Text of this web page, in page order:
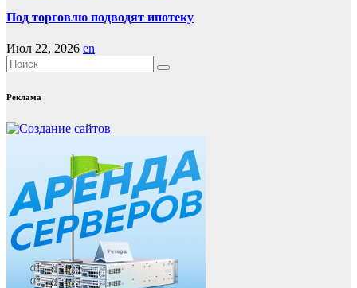
Под торговлю подводят ипотеку
Июл 22, 2026 en
Реклама